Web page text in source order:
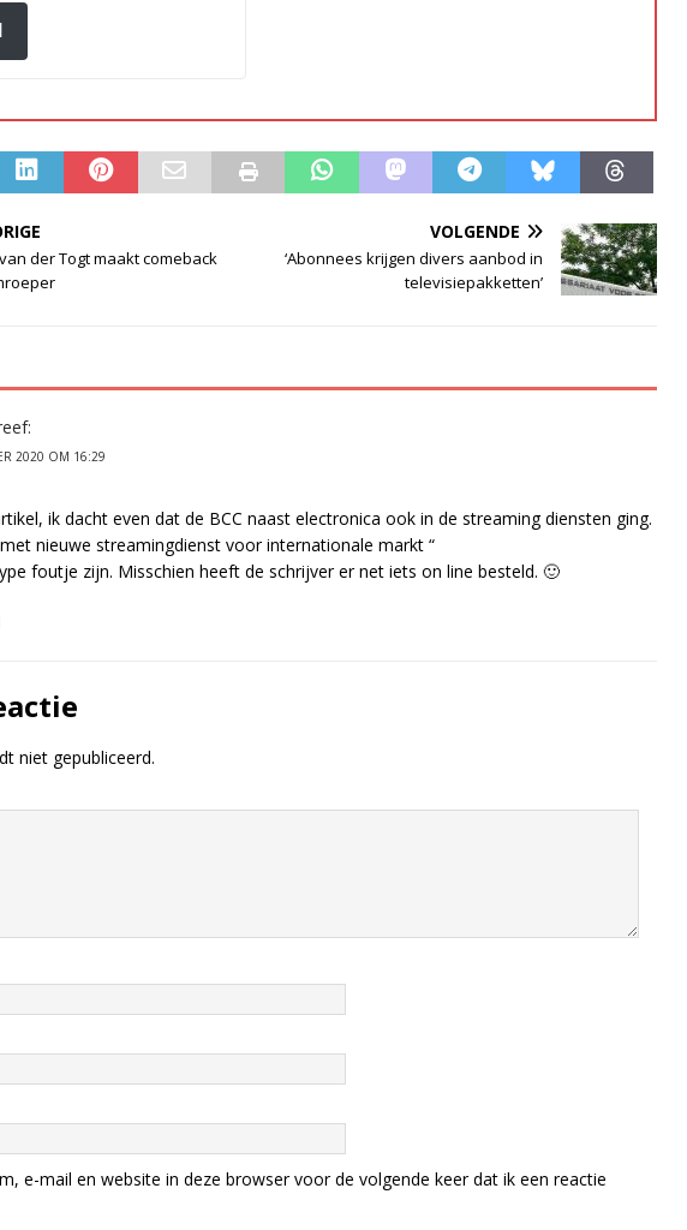
der Togt maakt comeback
VOLGENDE
‘Abonnees krijgen divers aanbod in
televisiepakketten’
2020 OM 16:29
ik dacht even dat de BCC naast electronica ook in de streaming diensten ging.
nieuwe streamingdienst voor internationale markt “
foutje zijn. Misschien heeft de schrijver er net iets on line besteld. 🙂
niet gepubliceerd.
e-mail en website in deze browser voor de volgende keer dat ik een reactie